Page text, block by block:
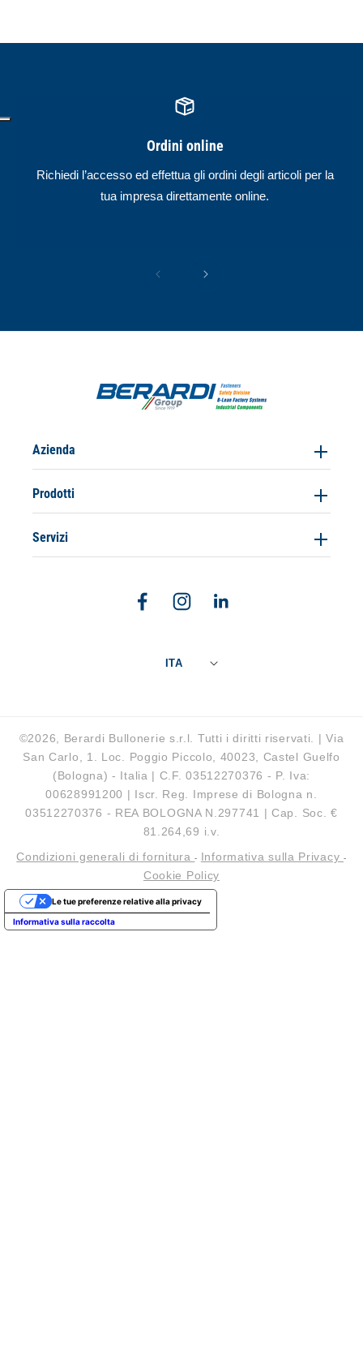
Ordini online
Richiedi l’accesso ed effettua gli ordini degli articoli per la
tua impresa direttamente online.
Azienda
Prodotti
Servizi
FacebookInstagramLinkedin
ITA
©2026, Berardi Bullonerie s.r.l. Tutti i diritti riservati. | Via
San Carlo, 1. Loc. Poggio Piccolo, 40023, Castel Guelfo
(Bologna) - Italia | C.F. 03512270376 - P. Iva:
00628991200 | Iscr. Reg. Imprese di Bologna n.
03512270376 - REA BOLOGNA N.297741 | Cap. Soc. €
81.264,69 i.v.
Condizioni generali di fornitura- Informativa sulla Privacy -
Cookie Policy
Informativa sulla raccolta
Le tue preferenze relative alla privacy